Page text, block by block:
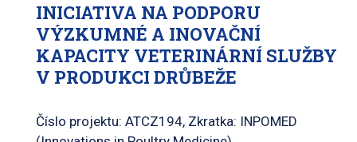
INICIATIVA NA PODPORU
VÝZKUMNÉ A INOVAČNÍ
KAPACITY VETERINÁRNÍ SLUŽBY
V PRODUKCI DRŮBEŽE
Číslo projektu: ATCZ194, Zkratka: INPOMED